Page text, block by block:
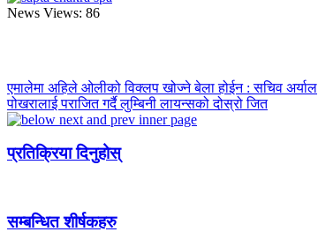
News Views: 86
एमालेमा अहिले ओलीको विक्लप खोज्ने बेला होईन : सचिव अर्याल
पोखरालाई पराजित गर्दै लुम्बिनी लायन्सको दोस्रो जित
प्रतिक्रिया दिनुहोस्
सम्बन्धित शीर्षकहरु